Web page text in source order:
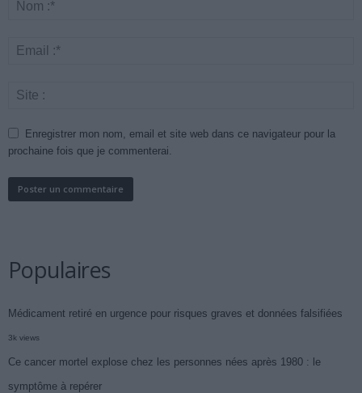
Enregistrer mon nom, email et site web dans ce navigateur pour la
prochaine fois que je commenterai.
Populaires
Médicament retiré en urgence pour risques graves et données falsifiées
3k views
Ce cancer mortel explose chez les personnes nées après 1980 : le
symptôme à repérer